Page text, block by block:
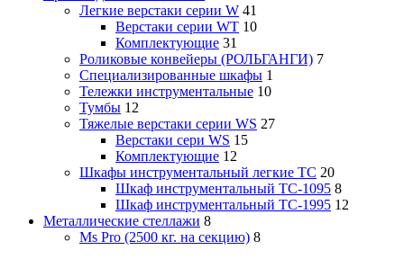
Легкие верстаки серии W 41
Верстаки серии WT 10
Комплектующие 31
Роликовые конвейеры (РОЛЬГАНГИ) 7
Специализированные шкафы 1
Тележки инструментальные 10
Тумбы 12
Тяжелые верстаки серии WS 27
Верстаки сери WS 15
Комплектующие 12
Шкафы инструментальный легкие ТС 20
Шкаф инструментальный TC-1095 8
Шкаф инструментальный TC-1995 12
Металлические стеллажи 8
Ms Pro (2500 кг. на секцию) 8